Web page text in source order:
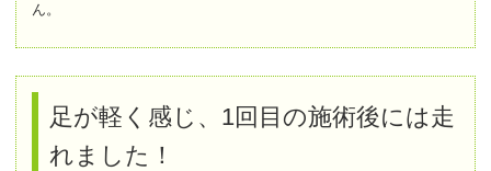
ん。
足が軽く感じ、1回目の施術後には走
れました！